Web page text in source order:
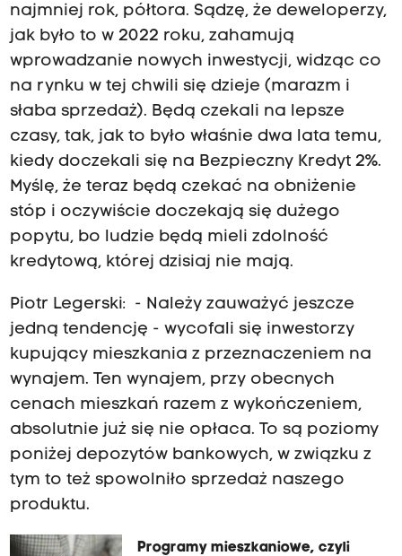
najmniej rok, półtora. Sądzę, że deweloperzy,
jak było to w 2022 roku, zahamują
wprowadzanie nowych inwestycji, widząc co
na rynku w tej chwili się dzieje (marazm i
słaba sprzedaż). Będą czekali na lepsze
czasy, tak, jak to było właśnie dwa lata temu,
kiedy doczekali się na Bezpieczny Kredyt 2%.
Myślę, że teraz będą czekać na obniżenie
stóp i oczywiście doczekają się dużego
popytu, bo ludzie będą mieli zdolność
kredytową, której dzisiaj nie mają.
Piotr Legerski: - Należy zauważyć jeszcze
jedną tendencję - wycofali się inwestorzy
kupujący mieszkania z przeznaczeniem na
wynajem. Ten wynajem, przy obecnych
cenach mieszkań razem z wykończeniem,
absolutnie już się nie opłaca. To są poziomy
poniżej depozytów bankowych, w związku z
tym to też spowolniło sprzedaż naszego
produktu.
Programy mieszkaniowe, czyli